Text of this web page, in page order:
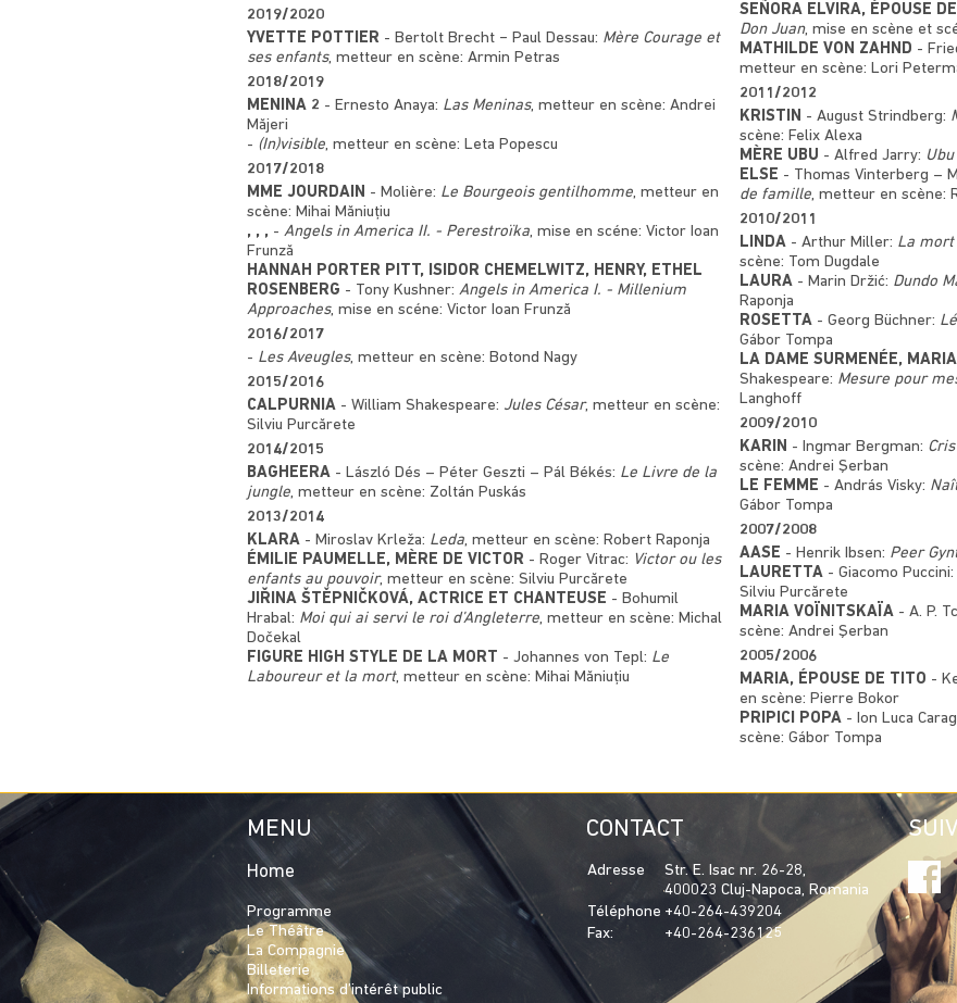
2019/2020
YVETTE POTTIER - Bertolt Brecht − Paul Dessau: Mère Courage et
ses enfants, metteur en scène: Armin Petras
2018/2019
MENINA 2 - Ernesto Anaya: Las Meninas, metteur en scène: Andrei
Măjeri
- (In)visible, metteur en scène: Leta Popescu
2017/2018
MME JOURDAIN - Molière: Le Bourgeois gentilhomme, metteur en
scène: Mihai Măniuțiu
, , , - Angels in America II. - Perestroïka, mise en scéne: Victor Ioan
Frunză
HANNAH PORTER PITT, ISIDOR CHEMELWITZ, HENRY, ETHEL
ROSENBERG - Tony Kushner: Angels in America I. - Millenium
Approaches, mise en scéne: Victor Ioan Frunză
2016/2017
- Les Aveugles, metteur en scène: Botond Nagy
2015/2016
CALPURNIA - William Shakespeare: Jules César, metteur en scène:
Silviu Purcărete
2014/2015
BAGHEERA - László Dés – Péter Geszti – Pál Békés: Le Livre de la
jungle, metteur en scène: Zoltán Puskás
2013/2014
KLARA - Miroslav Krleža: Leda, metteur en scène: Robert Raponja
ÉMILIE PAUMELLE, MÈRE DE VICTOR - Roger Vitrac: Victor ou les
enfants au pouvoir, metteur en scène: Silviu Purcărete
JIŘINA ŠTĚPNIČKOVÁ, ACTRICE ET CHANTEUSE - Bohumil
Hrabal: Moi qui ai servi le roi d’Angleterre, metteur en scène: Michal
Dočekal
FIGURE HIGH STYLE DE LA MORT - Johannes von Tepl: Le
Laboureur et la mort, metteur en scène: Mihai Măniuțiu
SEÑORA ELVIRA, ÉPOUSE
Don Juan, mise en scène et
MATHILDE VON ZAHND -
metteur en scène: Lori
2011/2012
KRISTIN - August Strindberg:
scène: Felix Alexa
MÈRE UBU - Alfred Jarry:
ELSE - Thomas Vinterberg –
de famille, metteur en scène:
2010/2011
LINDA- Arthur Miller: La mort
scène: Tom Dugdale
LAURA- Marin Držić: Dundo
Raponja
ROSETTA- Georg Büchner:
Gábor Tompa
LA DAME SURMENÉE,
Shakespeare: Mesure pour
Langhoff
2009/2010
KARIN - Ingmar Bergman:
scène: Andrei Şerban
LE FEMME - András Visky:
Gábor Tompa
2007/2008
AASE - Henrik Ibsen: Peer
LAURETTA- Giacomo Puccini:
Silviu Purcărete
MARIA VOÏNITSKAÏA- A. P.
scène: Andrei Şerban
2005/2006
MARIA, ÉPOUSE DE TITO -
en scène: Pierre Bokor
PRIPICI POPA- Ion Luca
scène: Gábor Tompa
MENU
Home
Programme
Le Théâtre
La Compagnie
Billeterie
Informations d’intérêt public
CONTACT
Adresse
Str. E. Isac nr. 26-28,
400023 Cluj-Napoca, Romania
Téléphone +40-264-439204
Fax:
+40-264-236125